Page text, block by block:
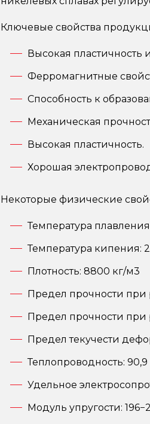
Ключевые свойства
Высокая пластичность
Ферромагнитные
Способность к
Механическая
Высокая пластичность.
Хорошая
Некоторые физические
Температура плавления:
Температура кипения:
Плотность: 8800 кг/м3
Предел прочности
Предел прочности
Предел текучести
Теплопроводность:
Удельное
Модуль упругости: